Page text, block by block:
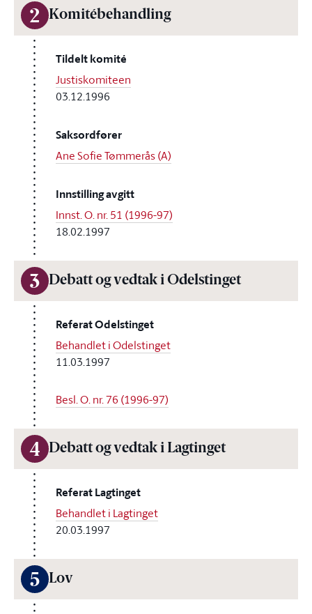
2 Komitébehandling
Tildelt komité
Justiskomiteen
03.12.1996
Saksordfører
Ane Sofie Tømmerås (A)
Innstilling avgitt
Innst. O. nr. 51 (1996-97)
18.02.1997
3 Debatt og vedtak i Odelstinget
Referat Odelstinget
Behandlet i Odelstinget
11.03.1997
Besl. O. nr. 76 (1996-97)
4 Debatt og vedtak i Lagtinget
Referat Lagtinget
Behandlet i Lagtinget
20.03.1997
5 Lov